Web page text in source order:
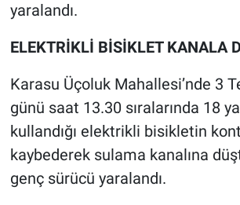
yaralandı.
ELEKTRİKLİ BİSİKLET KANALA
Karasu Üçoluk Mahallesi’nde 3
günü saat 13.30 sıralarında 18
kullandığı elektrikli bisikletin
kaybederek sulama kanalına
genç sürücü yaralandı.